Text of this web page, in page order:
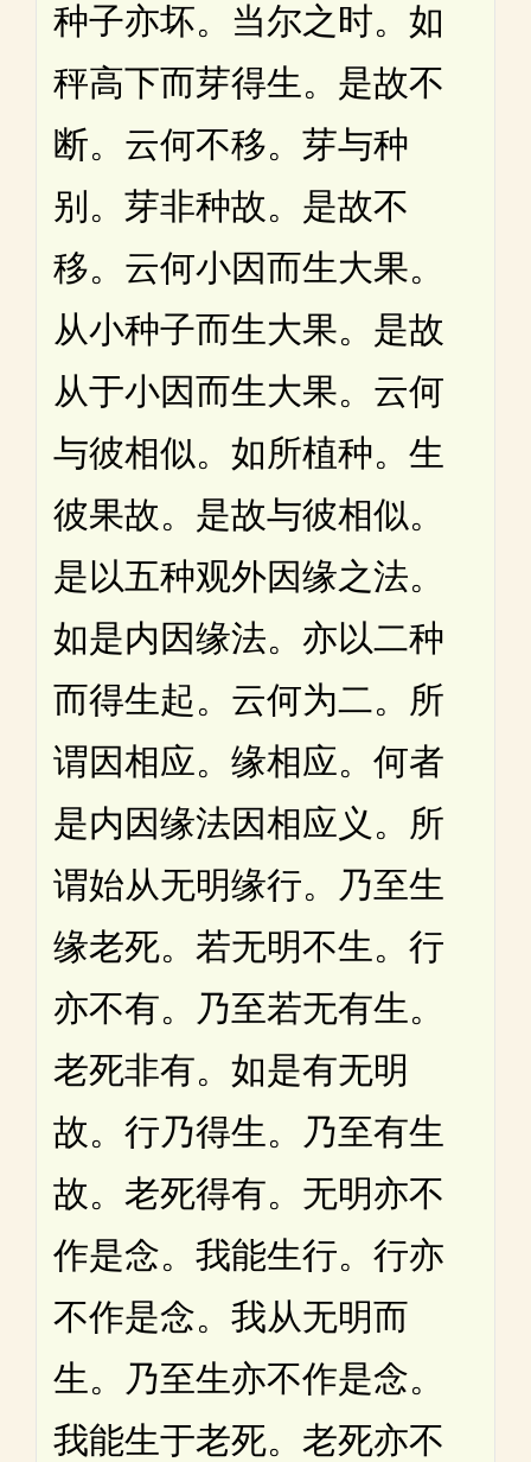
种子亦坏。当尔之时。如
秤高下而芽得生。是故不
断。云何不移。芽与种
别。芽非种故。是故不
移。云何小因而生大果。
从小种子而生大果。是故
从于小因而生大果。云何
与彼相似。如所植种。生
彼果故。是故与彼相似。
是以五种观外因缘之法。
如是内因缘法。亦以二种
而得生起。云何为二。所
谓因相应。缘相应。何者
是内因缘法因相应义。所
谓始从无明缘行。乃至生
缘老死。若无明不生。行
亦不有。乃至若无有生。
老死非有。如是有无明
故。行乃得生。乃至有生
故。老死得有。无明亦不
作是念。我能生行。行亦
不作是念。我从无明而
生。乃至生亦不作是念。
我能生于老死。老死亦不